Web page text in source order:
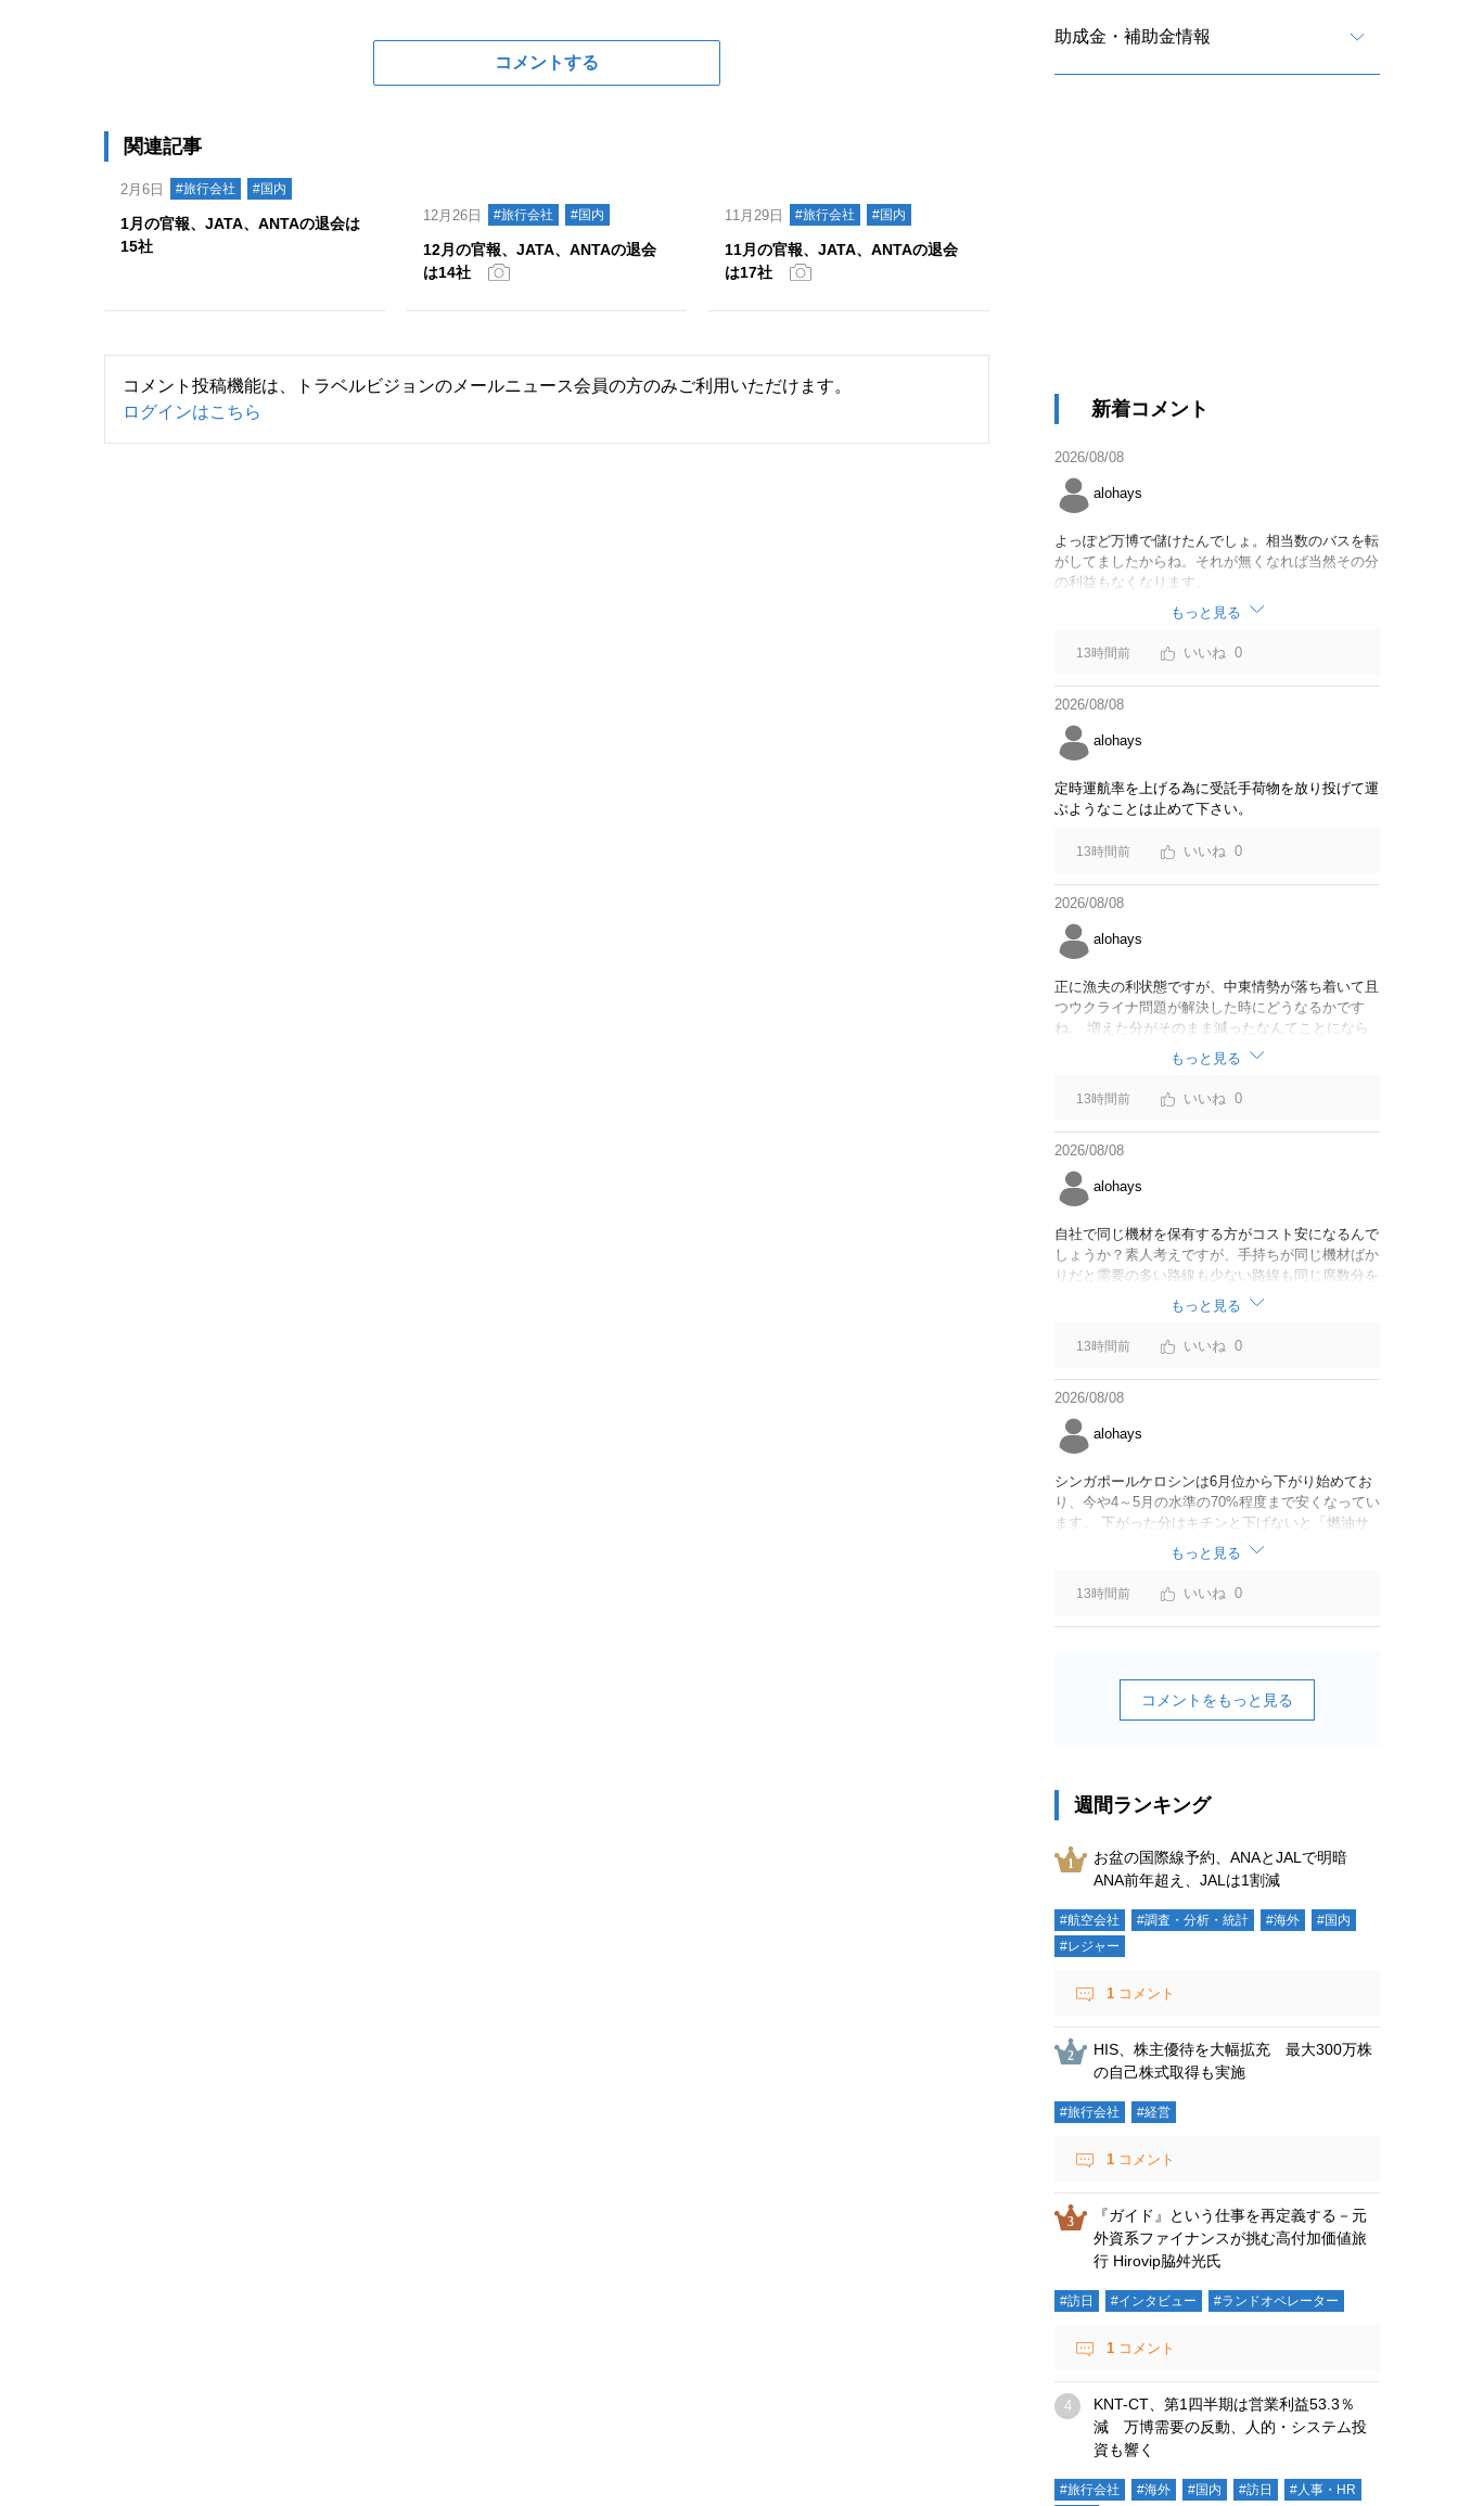
コメントする
関連記事
2月6日 #旅行会社 #国内
1月の官報、JATA、ANTAの退会は
15社
12月26日 #旅行会社 #国内
12月の官報、JATA、ANTAの退会
は14社
11月29日 #旅行会社 #国内
11月の官報、JATA、ANTAの退会
は17社
コメント投稿機能は、トラベルビジョンのメールニュース会員の方のみご利用いただけます。
ログインはこちら
助成金・補助金情報
新着コメント
2026/08/08
alohays
よっぽど万博で儲けたんでしょ。相当数のバスを転
がしてましたからね。それが無くなれば当然その分
の利益もなくなります。
もっと見る
13時間前 0
2026/08/08
alohays
定時運航率を上げる為に受託手荷物を放り投げて運
ぶようなことは止めて下さい。
13時間前 0
2026/08/08
alohays
正に漁夫の利状態ですが、中東情勢が落ち着いて且
つウクライナ問題が解決した時にどうなるかです
ね。 増えた分がそのまま減ったなんてことになら
なければいいですが。
もっと見る
13時間前 0
2026/08/08
alohays
自社で同じ機材を保有する方がコスト安になるんで
しょうか？素人考えですが、手持ちが同じ機材ばか
りだと需要の多い路線も少ない路線も同じ席数分を
供給することになるので、需要が多い路線には大型
機材を当て、少ない路線には小型機材を当てるな
ど、席数を調整するにはリース契約の方が対応しや
すいと思いました。
もっと見る
13時間前 0
2026/08/08
alohays
シンガポールケロシンは6月位から下がり始めてお
り、今や4～5月の水準の70%程度まで安くなってい
ます。 下がった分はキチンと下げないと「燃油サ
ーチャージ＝利益」と判断されますよ。
もっと見る
13時間前 0
コメントをもっと見る
週間ランキング
お盆の国際線予約、ANAとJALで明暗
ANA前年超え、JALは1割減
#航空会社 #調査・分析・統計 #海外
#国内
#レジャー
1 コメント
HIS、株主優待を大幅拡充 最大300万株
の自己株式取得も実施
#旅行会社 #経営
1 コメント
『ガイド』という仕事を再定義する－元
外資系ファイナンスが挑む高付加価値旅
行 Hirovip脇舛光氏
#訪日 #インタビュー #ランドオペレーター
1 コメント
KNT-CT、第1四半期は営業利益53.3％
減 万博需要の反動、人的・システム投
資も響く
#旅行会社 #海外 #国内 #訪日 #人事・HR